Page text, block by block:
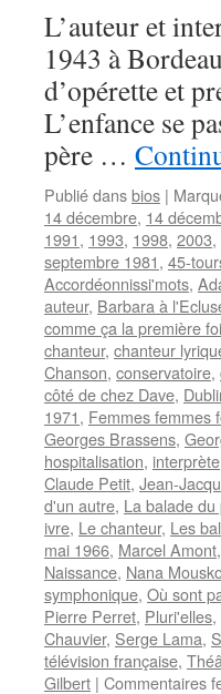
L’auteur et
1943 à
d’opérette et
L’enfance se
père …
Publié dansbios |
14 décembre, 14
1991, 1993, 1998, 2003,
septembre 1981, 45-
Accordéonnissi'mots,
auteur, Barbara à
comme ça la première
chanteur, chanteur
Chanson, conservatoire,
côté de chez Dave,
1971, Femmes femmes
Georges Brassens,
hospitalisation, interprète
Claude Petit, Jean-
d'un autre, La balade du
ivre, Le chanteur, Les
mai 1966, Marcel Amont,
Naissance, Nana
symphonique, Où sont
Pierre Perret, Pluri'elles,
Chauvier, Serge Lama,
télévision française,
Gilbert | Commentaires